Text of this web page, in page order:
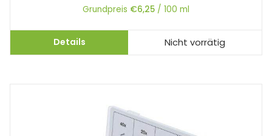
Grundpreis €6,25 / 100 ml
Details Nicht vorrätig